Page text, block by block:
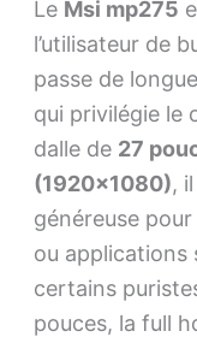
Le Msi mp275
l’utilisateur de
passe de
qui privilégie le
dalle de 27
(1920×1080),
généreuse
ou applications
certains
pouces, la full